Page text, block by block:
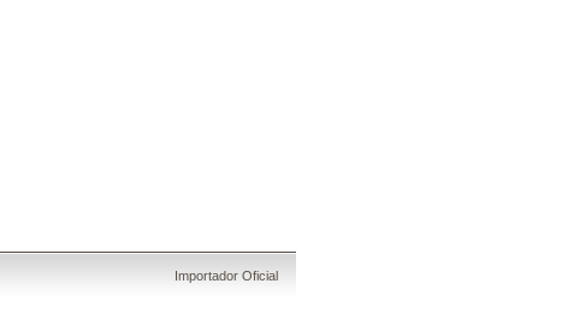
Importador Oficial